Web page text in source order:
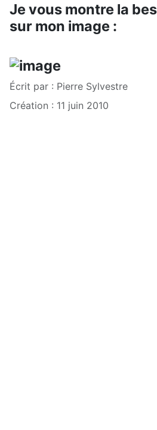
Je vous montre la
sur mon image :
Écrit par : Pierre Sylvestre
Création : 11 juin 2010